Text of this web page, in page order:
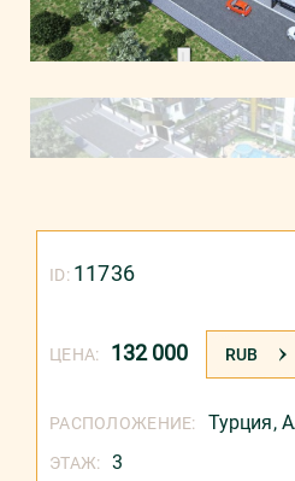
ЦЕНА: 132 000 RUB
ID: 11736
РАСПОЛОЖЕНИЕ: Турция,
ЭТАЖ: 3